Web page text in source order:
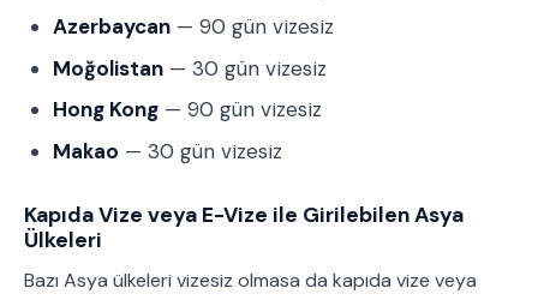
Azerbaycan — 90 gün vizesiz
Moğolistan — 30 gün vizesiz
Hong Kong — 90 gün vizesiz
Makao — 30 gün vizesiz
Kapıda Vize veya E-Vize ile Girilebilen Asya
Ülkeleri
Bazı Asya ülkeleri vizesiz olmasa da kapıda vize veya